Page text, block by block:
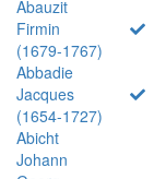
Abauzit
Firmin
(1679-1767)
Abbadie
Jacques
(1654-1727)
Abicht
Johann